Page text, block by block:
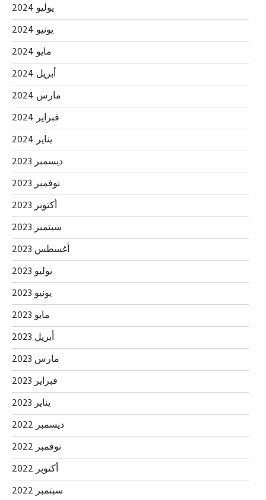
يوليو 2024
يونيو 2024
مايو 2024
أبريل 2024
مارس 2024
فبراير 2024
يناير 2024
ديسمبر 2023
نوفمبر 2023
أكتوبر 2023
سبتمبر 2023
أغسطس 2023
يوليو 2023
يونيو 2023
مايو 2023
أبريل 2023
مارس 2023
فبراير 2023
يناير 2023
ديسمبر 2022
نوفمبر 2022
أكتوبر 2022
سبتمبر 2022